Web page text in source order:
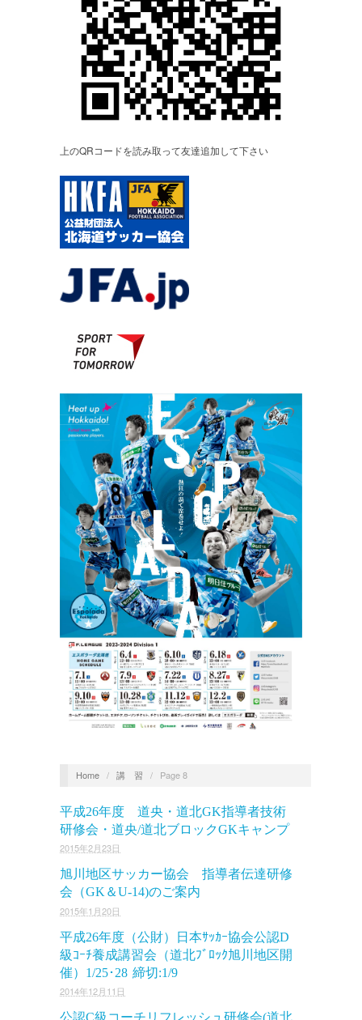
上のQRコードを読み取って友達追加して下さい
Home / 講 習 / Page 8
平成26年度 道央・道北GK指導者技術
研修会・道央/道北ブロックGKキャンプ
2015年2月23日
旭川地区サッカー協会 指導者伝達研修
会（GK＆U-14)のご案内
2015年1月20日
平成26年度（公財）日本ｻｯｶｰ協会公認D
級ｺｰﾁ養成講習会（道北ﾌﾞﾛｯｸ旭川地区開
催）1/25･28 締切:1/9
2014年12月11日